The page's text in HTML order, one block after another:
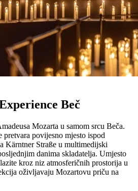
Beč
Mozarta u samom srcu Beča.
povijesno mjesto ispod
Kärntner Straße u multimedijski
danima skladatelja. Umjesto
kroz niz atmosferičnih prostorija u
oživljavaju Mozartovu priču na